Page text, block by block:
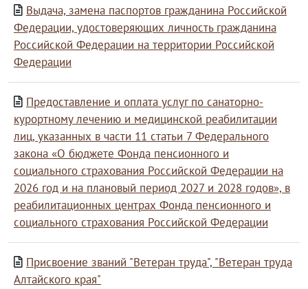
Выдача, замена паспортов гражданина Российской
Федерации, удостоверяющих личность гражданина
Российской Федерации на территории Российской
Федерации
Предоставление и оплата услуг по санаторно-
курортному лечению и медицинской реабилитации
лиц, указанных в части 11 статьи 7 Федерального
закона «О бюджете Фонда пенсионного и
социального страхования Российской Федерации на
2026 год и на плановый период 2027 и 2028 годов», в
реабилитационных центрах Фонда пенсионного и
социального страхования Российской Федерации
Присвоение званий "Ветеран труда", "Ветеран труда
Алтайского края"